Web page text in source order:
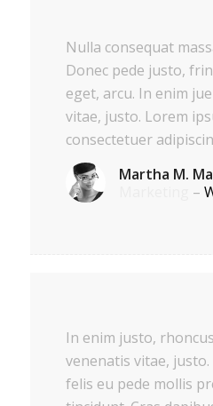
Nulla consequat
Donec pede justo,
eget, arcu. In enim
vitae, justo. Lorem
consectetuer
Martha M.
–
In enim justo,
venenatis vitae,
felis eu pede mollis